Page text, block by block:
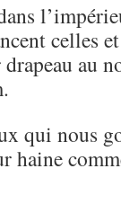
celles
au
qui nous
haine